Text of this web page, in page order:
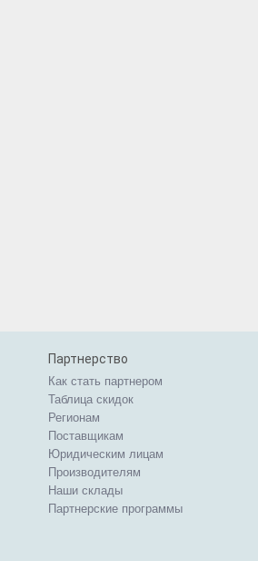
Партнерство
Как стать партнером
Таблица скидок
Регионам
Поставщикам
Юридическим лицам
Производителям
Наши склады
Партнерские программы